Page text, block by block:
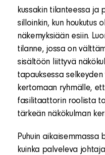
kussakin tilanteessa ja
silloinkin, kun houkutus
näkemyksiään esiin.
tilanne, jossa on
sisältöön liittyvä
tapauksessa
kertomaan ryhmälle,
fasilitaattorin roolista
tärkeän näkökulman
Puhuin aikaisemmassa
kuinka palveleva